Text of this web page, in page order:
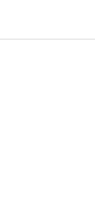
utfordringer